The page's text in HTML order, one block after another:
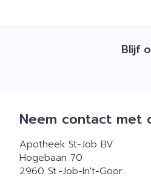
Blijf
Neem contact met
Apotheek St-Job BV
Hogebaan 70
2960 St.-Job-In't-Goor